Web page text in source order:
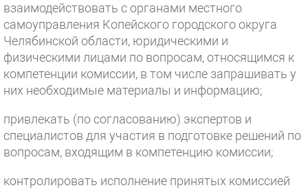
взаимодействовать с органами местного
самоуправления Копейского городского округа
Челябинской области, юридическими и
физическими лицами по вопросам, относящимся к
компетенции комиссии, в том числе запрашивать у
них необходимые материалы и информацию;
привлекать (по согласованию) экспертов и
специалистов для участия в подготовке решений по
вопросам, входящим в компетенцию комиссии;
контролировать исполнение принятых комиссией